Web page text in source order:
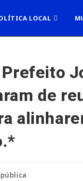
LOCAL
de